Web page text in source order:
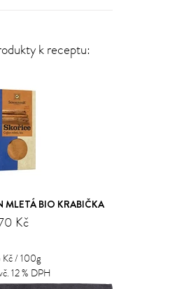
k receptu:
MLETÁ BIO KRABIČKA
Kč
Kč / 100g
12 % DPH